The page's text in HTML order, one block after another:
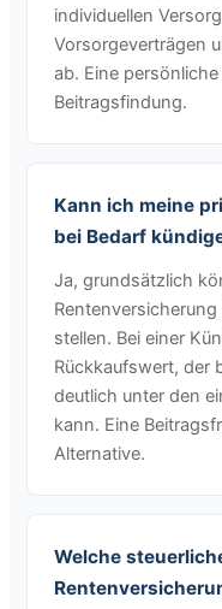
individuellen
Vorsorgeverträgen
ab. Eine
Beitragsfindung.
Kann ich meine
bei Bedarf
Ja, grundsätzlich
stellen. Bei einer
Rückkaufswert, der
deutlich unter den
kann. Eine
Alternative.
Welche